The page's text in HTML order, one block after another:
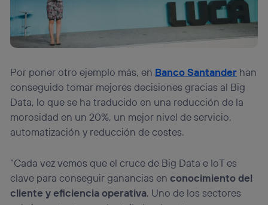
Por poner otro ejemplo más, en Banco Santander han
conseguido tomar mejores decisiones gracias al Big
Data, lo que se ha traducido en una reducción de la
morosidad en un 20%, un mejor nivel de servicio,
automatización y reducción de costes.
“Cada vez vemos que el cruce de Big Data e IoT es
clave para conseguir ganancias enconocimiento del
cliente y eficiencia operativa. Uno de los sectores